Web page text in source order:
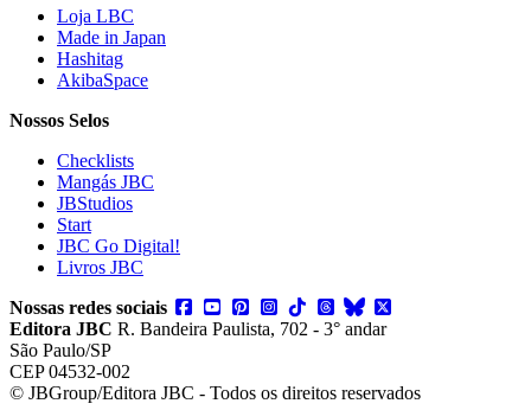
Loja LBC
Made in Japan
Hashitag
AkibaSpace
Nossos Selos
Checklists
Mangás JBC
JBStudios
Start
JBC Go Digital!
Livros JBC
Nossas redes sociais
Editora JBC R. Bandeira Paulista, 702 - 3° andar
São Paulo/SP
CEP 04532-002
© JBGroup/Editora JBC - Todos os direitos reservados